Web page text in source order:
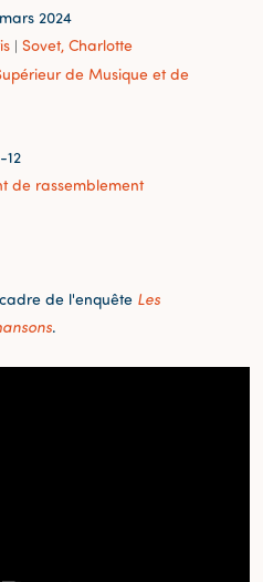
2024
| Sovet, Charlotte
de Musique et de
12
de rassemblement
de l'enquête Les
.